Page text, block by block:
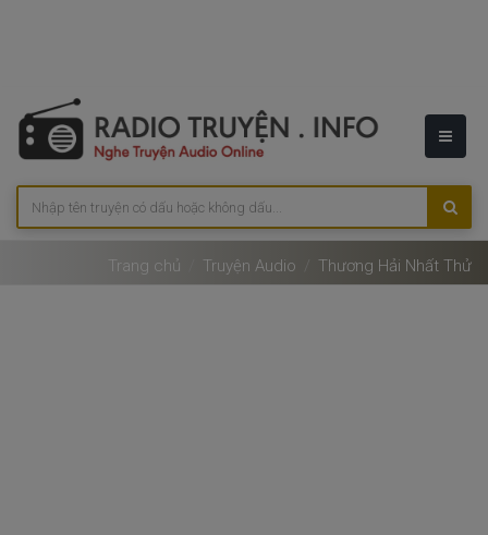
Trang chủ Truyện Audio Thương Hải Nhất Thử